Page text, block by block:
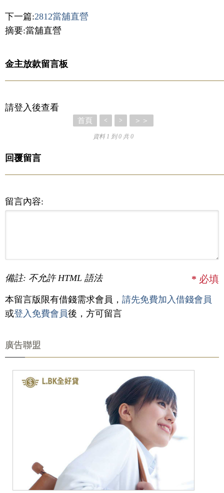
下一篇:2812當舖直營
摘要:當舖直營
金主放款留言板
請登入後查看
首頁 < > ＞＞
資料 1 到 0 共 0
回覆留言
留言內容:
備註: 不允許 HTML 語法 * 必填
本留言版限有借錢需求會員， 請先免費加入借錢會員
或登入免費會員後，方可留言
廣告聯盟